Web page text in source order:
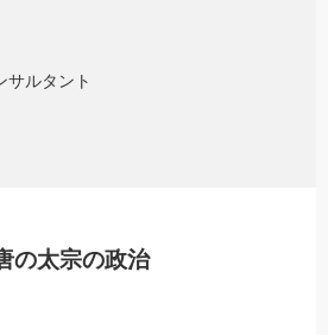
サルタント
太宗の政治